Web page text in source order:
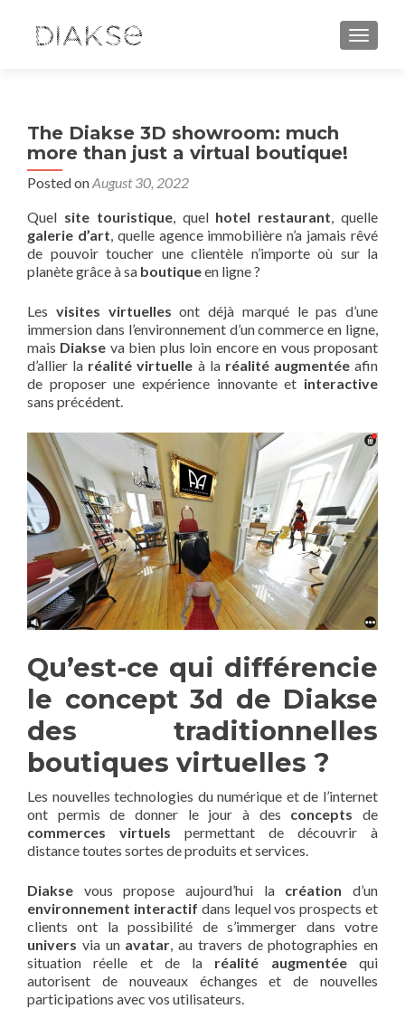
The Diakse 3D showroom: much
more than just a virtual boutique!
Posted onAugust 30, 2022
Quel site touristique, quel hotel restaurant, quelle
galerie d’art, quelle agence immobilière n’a jamais rêvé
de pouvoir toucher une clientèle n’importe où sur la
planète grâce à sa boutiqueen ligne ?
Les visites virtuellesont déjà marqué le pas d’une
immersion dans l’environnement d’un commerce en ligne,
mais Diakse va bien plus loin encore en vous proposant
d’allier la réalité virtuelle à la réalité augmentée afin
de proposer une expérience innovante et interactive
sans précédent.
Qu’est-ce qui différencie
le concept 3d de Diakse
des traditionnelles
boutiques virtuelles ?
Les nouvelles technologies du numérique et de l’internet
ont permis de donner le jour à des concepts de
commerces virtuels permettant de découvrir à
distance toutes sortes de produits et services.
Diakse vous propose aujourd’hui la création d’un
environnement interactif dans lequel vos prospects et
clients ont la possibilité de s’immerger dans votre
univers via un avatar, au travers de photographies en
situation réelle et de la réalité augmentéequi
autorisent de nouveaux échanges et de nouvelles
participations avec vos utilisateurs.